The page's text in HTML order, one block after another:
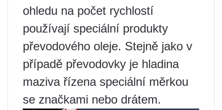
ohledu na počet rychlostí
používají speciální produkty
převodového oleje. Stejně jako v
případě převodovky je hladina
maziva řízena speciální měrkou
se značkami nebo drátem.